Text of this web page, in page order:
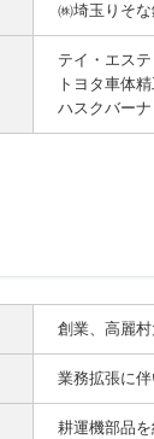
㈱埼玉りそ
テイ・エス
トヨタ車体
ハスクバー
創業、高麗
業務拡張に
耕運機部品